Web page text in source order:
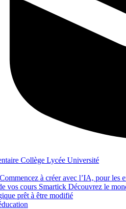
Collège Lycée Université
Commencez à créer avec l’IA, pour les
vos cours Smartick Découvrez le
prêt à être modifié